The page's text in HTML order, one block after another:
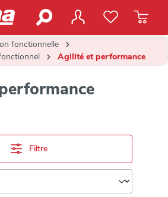
fonctionnelle
Agilité et performance
Filtre